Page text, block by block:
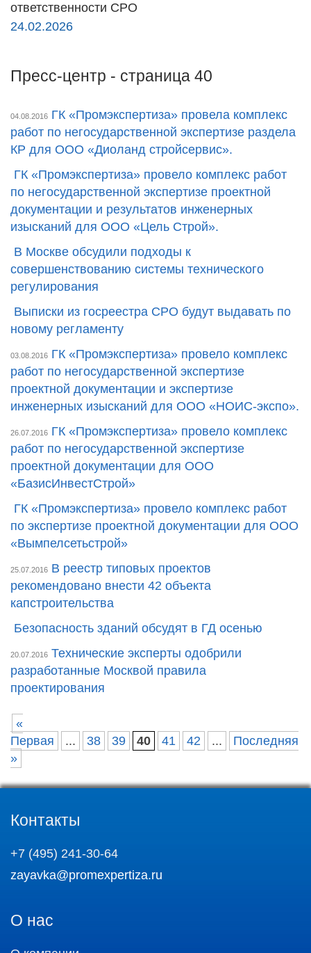
ответственности СРО
24.02.2026
Пресс-центр - страница 40
04.08.2016 ГК «Промэкспертиза» провела комплекс
работ по негосударственной экспертизе раздела
КР для ООО «Диоланд стройсервис».
ГК «Промэкспертиза» провело комплекс работ
по негосударственной экспертизе проектной
документации и результатов инженерных
изысканий для ООО «Цель Строй».
В Москве обсудили подходы к
совершенствованию системы технического
регулирования
Выписки из госреестра СРО будут выдавать по
новому регламенту
03.08.2016 ГК «Промэкспертиза» провело комплекс
работ по негосударственной экспертизе
проектной документации и экспертизе
инженерных изысканий для ООО «НОИС-экспо».
26.07.2016 ГК «Промэкспертиза» провело комплекс
работ по негосударственной экспертизе
проектной документации для ООО
«БазисИнвестСтрой»
ГК «Промэкспертиза» провело комплекс работ
по экспертизе проектной документации для ООО
«Вымпелсетьстрой»
25.07.2016 В реестр типовых проектов
рекомендовано внести 42 объекта
капстроительства
Безопасность зданий обсудят в ГД осенью
20.07.2016 Технические эксперты одобрили
разработанные Москвой правила
проектирования
«
Первая
... 38 39 40 41 42 ...
Последняя
»
Контакты
+7 (495) 241-30-64
zayavka@promexpertiza.ru
О нас